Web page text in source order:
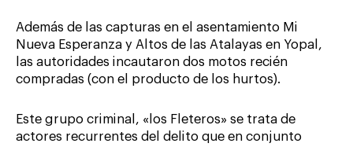
Además de las capturas en el asentamiento Mi
Nueva Esperanza y Altos de las Atalayas en Yopal,
las autoridades incautaron dos motos recién
compradas (con el producto de los hurtos).
Este grupo criminal, «los Fleteros» se trata de
actores recurrentes del delito que en conjunto